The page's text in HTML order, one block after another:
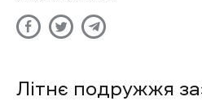
Літнє подружжя